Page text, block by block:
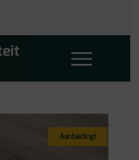
Aanbieding!